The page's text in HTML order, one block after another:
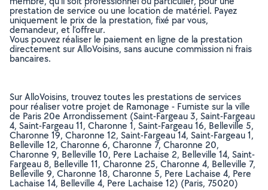
prestation de service ou une location de matériel. Payez
uniquement le prix de la prestation, fixé par vous,
demandeur, et l’offreur.
Vous pouvez réaliser le paiement en ligne de la prestation
directement sur AlloVoisins, sans aucune commission ni frais
bancaires.
Sur AlloVoisins, trouvez toutes les prestations de services
pour réaliser votre projet de Ramonage - Fumiste sur la ville
de Paris 20e Arrondissement (Saint-Fargeau 3, Saint-Fargeau
4, Saint-Fargeau 11, Charonne 1, Saint-Fargeau 16, Belleville 5,
Charonne 19, Charonne 12, Saint-Fargeau 14, Saint-Fargeau 1,
Belleville 12, Charonne 6, Charonne 7, Charonne 20,
Charonne 9, Belleville 10, Pere Lachaise 2, Belleville 14, Saint-
Fargeau 8, Belleville 11, Charonne 25, Charonne 4, Belleville 7,
Belleville 9, Charonne 18, Charonne 5, Pere Lachaise 4, Pere
Lachaise 14, Belleville 4, Pere Lachaise 12) (Paris, 75020)